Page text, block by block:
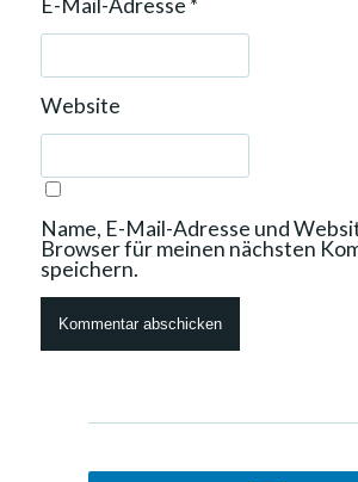
E-Mail-Adresse *
Website
Name, E-Mail-Adresse und
Browser für meinen nächsten
speichern.